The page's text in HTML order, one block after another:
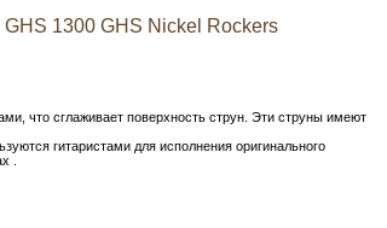
1300 GHS Nickel Rockers
что сглаживает поверхность струн. Эти струны имеют
гитаристами для исполнения оригинального
.